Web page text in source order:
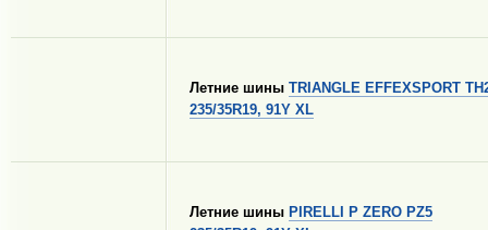
Летние шины TRIANGLE EFFEXSPORT
235/35R19, 91Y XL
Летние шины PIRELLI P ZERO PZ5